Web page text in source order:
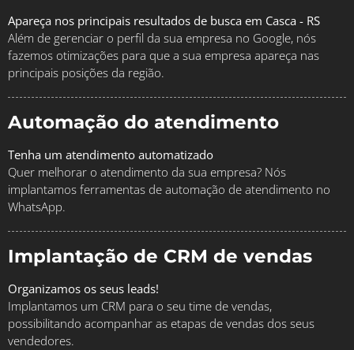
Apareça nos principais resultados de busca em Casca - RS
Além de gerenciar o perfil da sua empresa no Google, nós
fazemos otimizações para que a sua empresa apareça nas
principais posições da região.
Automação do atendimento
Tenha um atendimento automatizado
Quer melhorar o atendimento da sua empresa? Nós
implantamos ferramentas de automação de atendimento no
WhatsApp.
Implantação de CRM de vendas
Organizamos os seus leads!
Implantamos um CRM para o seu time de vendas,
possibilitando acompanhar as etapas de vendas dos seus
vendedores.